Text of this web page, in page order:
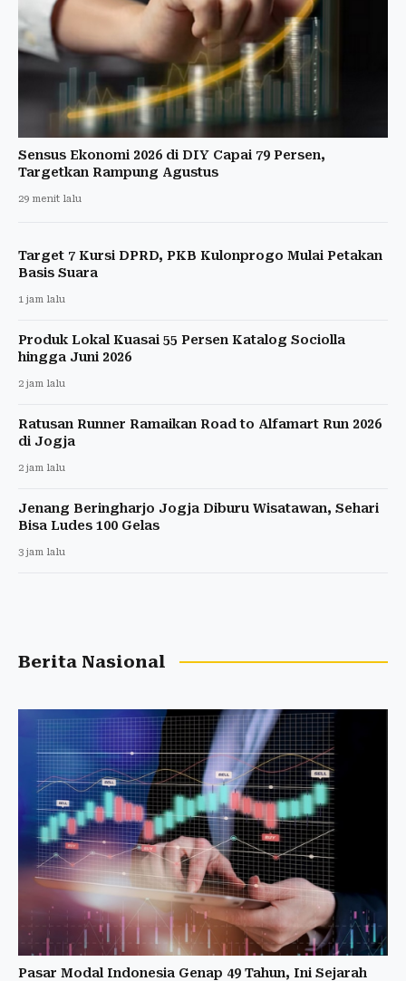
Sensus Ekonomi 2026 di DIY Capai 79 Persen,
Targetkan Rampung Agustus
29 menit lalu
Target 7 Kursi DPRD, PKB Kulonprogo Mulai Petakan
Basis Suara
1 jam lalu
Produk Lokal Kuasai 55 Persen Katalog Sociolla
hingga Juni 2026
2 jam lalu
Ratusan Runner Ramaikan Road to Alfamart Run 2026
di Jogja
2 jam lalu
Jenang Beringharjo Jogja Diburu Wisatawan, Sehari
Bisa Ludes 100 Gelas
3 jam lalu
Berita Nasional
Pasar Modal Indonesia Genap 49 Tahun, Ini Sejarah